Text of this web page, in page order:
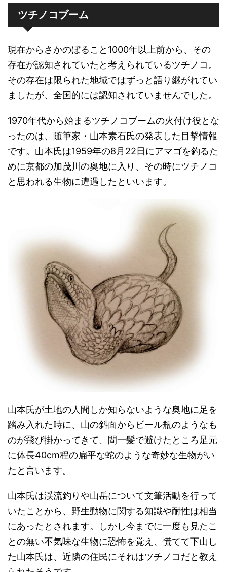
ツチノコブーム
現在からさかのぼること1000年以上前から、その
存在が認知されていたと考えられているツチノコ。
その存在は限られた地域ではずっと語り継がれてい
ましたが、全国的には認知されていませんでした。
1970年代から始まるツチノコブームの火付け役とな
ったのは、随筆家・山本素石氏の発表した目撃情報
です。山本氏は1959年の8月22日にアマゴを釣るた
めに京都の加茂川の奥地に入り、その時にツチノコ
と思われる生物に遭遇したといいます。
山本氏が土地の人間しか知らないような奥地に足を
踏み入れた時に、山の斜面からビール瓶のようなも
のが飛び掛かってきて、間一髪で避けたところ足元
に体長40cm程の扁平な蛇のような奇妙な生物がい
たと言います。
山本氏は渓流釣りや山岳について文筆活動を行って
いたことから、野生動物に関する知識や耐性は相当
にあったとされます。しかし今までに一度も見たこ
との無い不気味な生物に恐怖を覚え、慌てて下山し
た山本氏は、近隣の住民にそれはツチノコだと教え